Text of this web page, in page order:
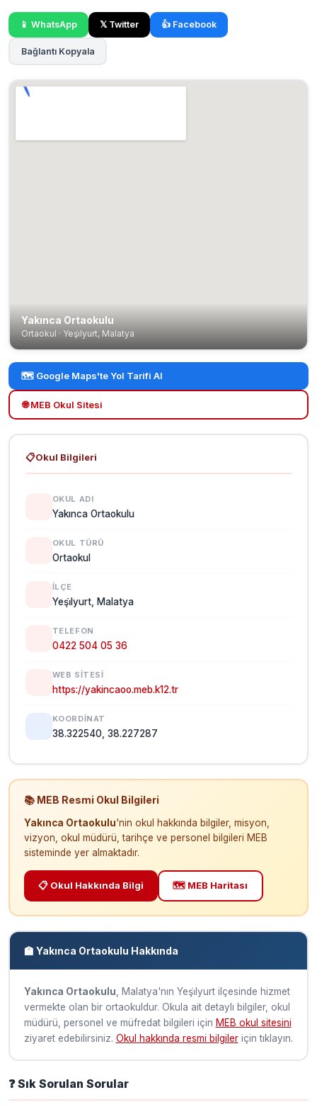
📱 WhatsApp 𝕏 Twitter 👍 Facebook
Bağlantı Kopyala
Yakınca Ortaokulu
Ortaokul · Yeşi̇lyurt, Malatya
🗺️ Google Maps'te Yol Tarifi Al
🌐 MEB Okul Sitesi
📋Okul Bilgileri
OKUL ADI
Yakınca Ortaokulu
OKUL TÜRÜ
Ortaokul
İLÇE
Yeşi̇lyurt, Malatya
TELEFON
0422 504 05 36
WEB SITESI
https://yakincaoo.meb.k12.tr
KOORDINAT
38.322540, 38.227287
📚 MEB Resmi Okul Bilgileri
Yakınca Ortaokulu'nin okul hakkında bilgiler, misyon,
vizyon, okul müdürü, tarihçe ve personel bilgileri MEB
sisteminde yer almaktadır.
📋 Okul Hakkında Bilgi 🗺️ MEB Haritası
🏫 Yakınca Ortaokulu Hakkında
Yakınca Ortaokulu , Malatya'nın Yeşi̇lyurt ilçesinde hizmet
vermekte olan bir ortaokuldur. Okula ait detaylı bilgiler, okul
müdürü, personel ve müfredat bilgileri için MEB okul sitesini
ziyaret edebilirsiniz. Okul hakkında resmi bilgileriçin tıklayın.
❓ Sık Sorulan Sorular